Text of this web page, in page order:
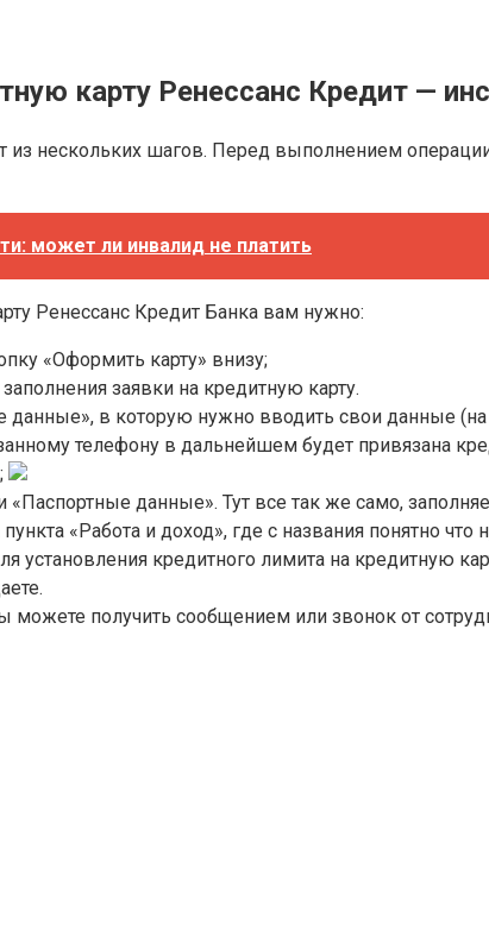
карту Ренессанс Кредит —
из нескольких шагов. Перед выполнением
может ли инвалид не платить
Ренессанс Кредит Банка вам нужно:
«Оформить карту» внизу;
заявки на кредитную карту.
данные», в которую нужно вводить свои данные
телефону в дальнейшем будет привязана
«Паспортные данные». Тут все так же само,
«Работа и доход», где с названия понятно
установления кредитного лимита на кредитную
получить сообщением или звонок от